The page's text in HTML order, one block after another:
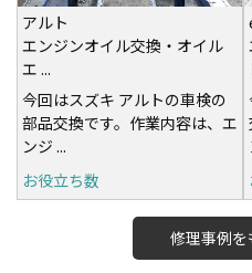
アルト
エンジンオイル交換・オイル
エ ...
今回はスズキ アルトの車検の
部品交換です。作業内容は、エ
ンジ ...
お役立ち数
修理事例を